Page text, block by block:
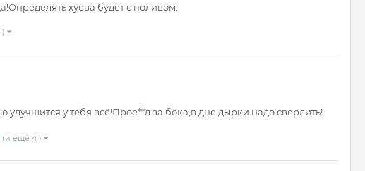
хуева будет с поливом.
улучшится у тебя всё!Прое**л за бока,в дне дырки надо сверлить!
(и ещё 4 )